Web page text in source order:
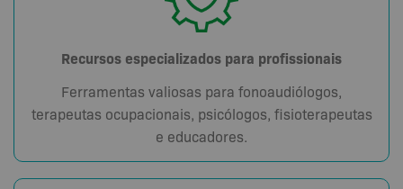
Recursos especializados para profissionais
Ferramentas valiosas para fonoaudiólogos,
terapeutas ocupacionais, psicólogos, fisioterapeutas
e educadores.